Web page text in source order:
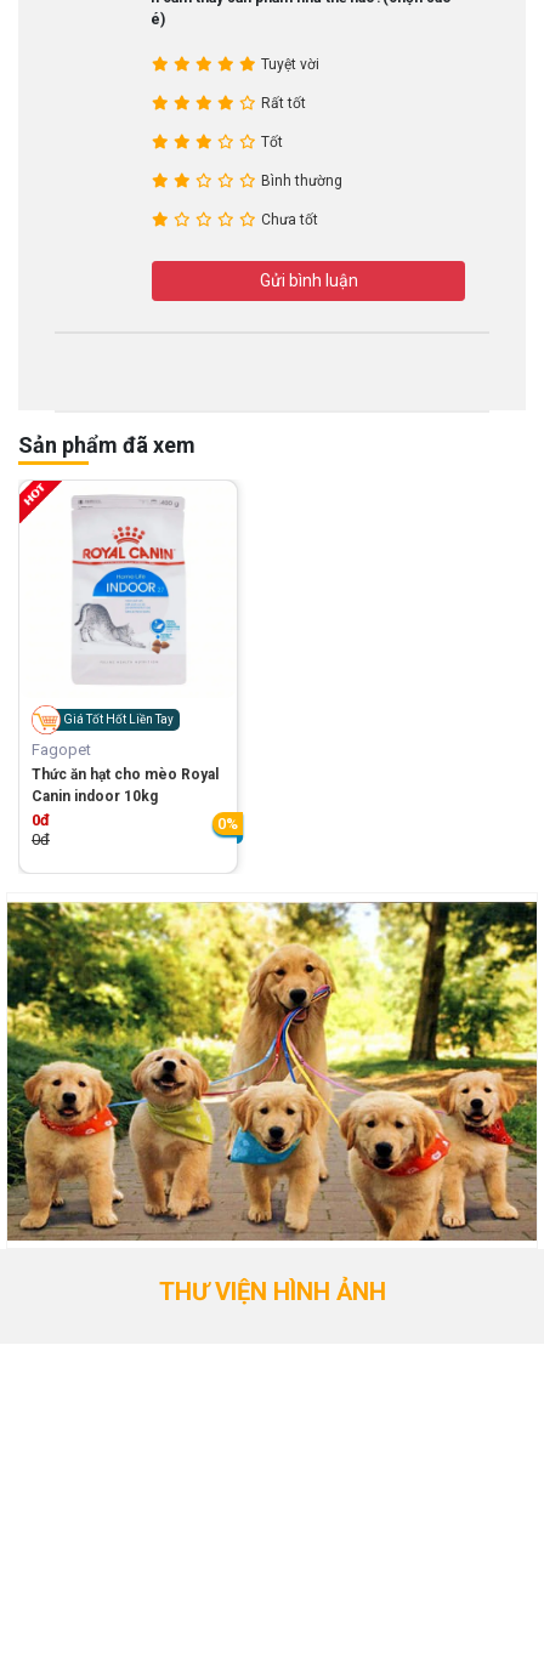
nhé)
Tuyệt vời
Rất tốt
Tốt
Bình thường
Chưa tốt
Gửi bình luận
Sản phẩm đã xem
Giá Tốt Hốt Liền Tay
Fagopet
Thức ăn hạt cho mèo Royal
Canin indoor 10kg
0đ
0đ
0%
THƯ VIỆN HÌNH ẢNH